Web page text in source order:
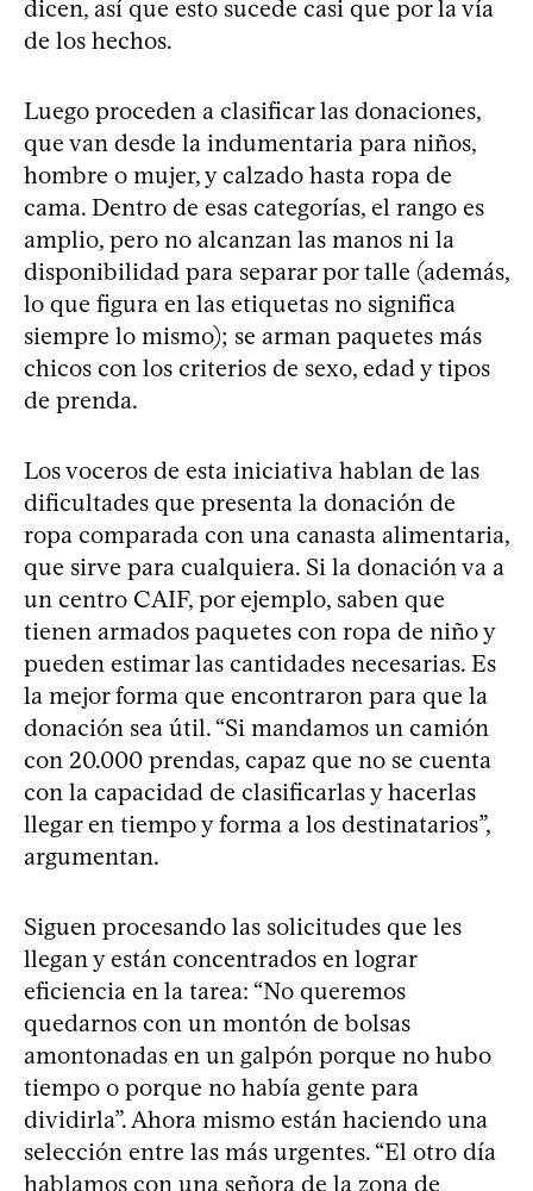
dicen, así que esto sucede casi que por la vía
de los hechos.
Luego proceden a clasificar las donaciones,
que van desde la indumentaria para niños,
hombre o mujer, y calzado hasta ropa de
cama. Dentro de esas categorías, el rango es
amplio, pero no alcanzan las manos ni la
disponibilidad para separar por talle (además,
lo que figura en las etiquetas no significa
siempre lo mismo); se arman paquetes más
chicos con los criterios de sexo, edad y tipos
de prenda.
Los voceros de esta iniciativa hablan de las
dificultades que presenta la donación de
ropa comparada con una canasta alimentaria,
que sirve para cualquiera. Si la donación va a
un centro CAIF, por ejemplo, saben que
tienen armados paquetes con ropa de niño y
pueden estimar las cantidades necesarias. Es
la mejor forma que encontraron para que la
donación sea útil. “Si mandamos un camión
con 20.000 prendas, capaz que no se cuenta
con la capacidad de clasificarlas y hacerlas
llegar en tiempo y forma a los destinatarios”,
argumentan.
Siguen procesando las solicitudes que les
llegan y están concentrados en lograr
eficiencia en la tarea: “No queremos
quedarnos con un montón de bolsas
amontonadas en un galpón porque no hubo
tiempo o porque no había gente para
dividirla”. Ahora mismo están haciendo una
selección entre las más urgentes. “El otro día
hablamos con una señora de la zona de